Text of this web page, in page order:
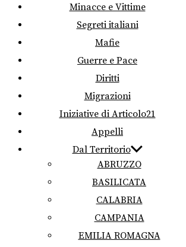
Minacce e Vittime
Segreti italiani
Mafie
Guerre e Pace
Diritti
Migrazioni
Iniziative di Articolo21
Appelli
Dal Territorio
ABRUZZO
BASILICATA
CALABRIA
CAMPANIA
EMILIA ROMAGNA